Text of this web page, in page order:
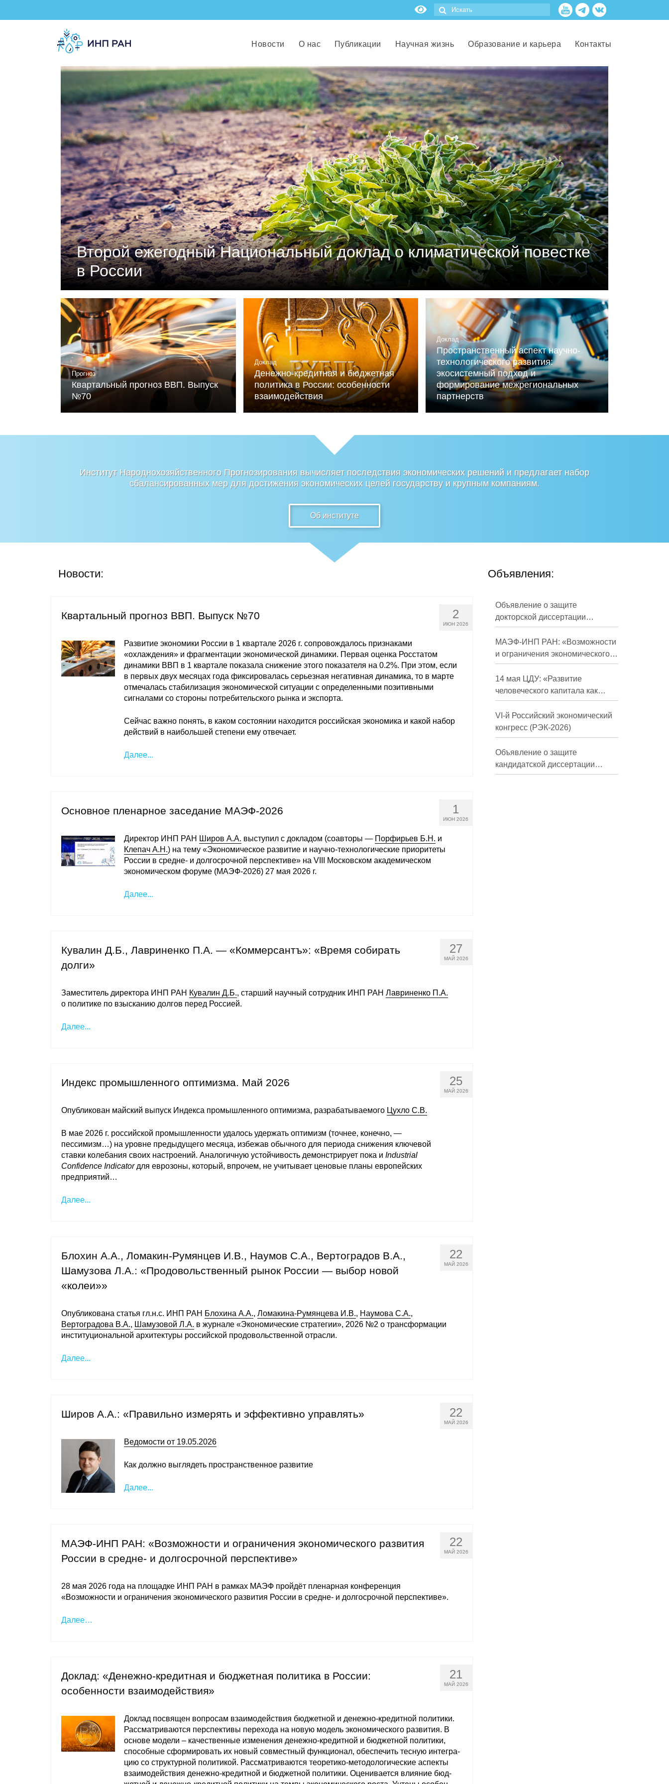
Новости О нас Публикации Научная жизнь Образование и карьера Контакты
Второй ежегодный Национальный доклад о климатической повестке
в России
Документ подготовлен Российским союзом промышленников и предпринимателей (РСПП) совместно с центром
«Климатическая политика и экономика России» (при ИНП РАН) при участии Национального Альянса по вопросам
устойчивого развития и Фонда Мельниченко.
Читать
Прогноз
Квартальный прогноз ВВП. Выпуск
№70
Доклад
Денежно-кредитная и бюджетная
политика в России: особенности
взаимодействия
Доклад
Пространственный аспект научно-
технологического развития:
экосистемный подход и
формирование межрегиональных
партнерств
Институт Народнохозяйственного Прогнозирования вычисляет последствия экономических решений и предлагает набор
сбалансированных мер для достижения экономических целей государству и крупным компаниям.
Об институте
Новости:
2
ИЮН 2026
Квартальный прогноз ВВП. Выпуск №70
Развитие экономики России в 1 квартале 2026 г. сопровождалось признаками
«охлаждения» и фрагментации экономической динамики. Первая оценка Росстатом
динамики ВВП в 1 квартале показала снижение этого показателя на 0.2%. При этом, если
в первых двух месяцах года фиксировалась серьезная негативная динамика, то в марте
отмечалась стабилизация экономической ситуации с определенными позитивными
сигналами со стороны потребительского рынка и экспорта.
Сейчас важно понять, в каком состоянии находится российская экономика и какой набор
действий в наибольшей степени ему отвечает.
Далее...
1
ИЮН 2026
Основное пленарное заседание МАЭФ-2026
Директор ИНП РАН Широв А.А. выступил с докладом (соавторы — Порфирьев Б.Н. и
Клепач А.Н.) на тему «Экономическое развитие и научно-технологические приоритеты
России в средне- и долгосрочной перспективе» на VIII Московском академическом
экономическом форуме (МАЭФ-2026) 27 мая 2026 г.
Далее...
27
МАЙ 2026
Кувалин Д.Б., Лавриненко П.А. — «Коммерсантъ»: «Время собирать
долги»
Заместитель директора ИНП РАН Кувалин Д.Б., старший научный сотрудник ИНП РАН Лавриненко П.А.
о политике по взысканию долгов перед Россией.
Далее...
25
МАЙ 2026
Индекс промышленного оптимизма. Май 2026
Опубликован майский выпуск Индекса промышленного оптимизма, разрабатываемого Цухло С.В.
В мае 2026 г. российской промышленности удалось удержать оптимизм (точнее, конечно, —
пессимизм…) на уровне предыдущего месяца, избежав обычного для периода снижения ключевой
ставки колебания своих настроений. Аналогичную устойчивость демонстрирует пока и Industrial
Confidence Indicatorдля еврозоны, который, впрочем, не учитывает ценовые планы европейских
предприятий…
Далее...
22
МАЙ 2026
Блохин А.А., Ломакин-Румянцев И.В., Наумов С.А., Вертоградов В.А.,
Шамузова Л.А.: «Продовольственный рынок России — выбор новой
«колеи»»
Опубликована статья гл.н.с. ИНП РАН Блохина А.А., Ломакина-Румянцева И.В., Наумова С.А.,
Вертоградова В.А., Шамузовой Л.А. в журнале «Экономические стратегии», 2026 №2 о трансформации
институциональной архитектуры российской продовольственной отрасли.
Далее...
22
МАЙ 2026
Широв А.А.: «Правильно измерять и эффективно управлять»
Ведомости от 19.05.2026
Как должно выглядеть пространственное развитие
Далее...
22
МАЙ 2026
МАЭФ-ИНП РАН: «Возможности и ограничения экономического развития
России в средне- и долгосрочной перспективе»
28 мая 2026 года на площадке ИНП РАН в рамках МАЭФ пройдёт пленарная конференция
«Возможности и ограничения экономического развития России в средне- и долгосрочной перспективе».
Далее…
21
МАЙ 2026
Доклад: «Денежно-кредитная и бюджетная политика в России:
особенности взаимодействия»
Доклад посвящен вопросам взаимодействия бюджетной и денежно-кредитной политики.
Рассматриваются перспективы перехода на новую модель экономического развития. В
ос­нове модели – качественные изменения денежно-кредитной и бюджетной политики,
способные сформировать их новый совместный функционал, обеспечить тесную интегра­
цию со структурной политикой. Рассматриваются теоретико-методологические аспекты
взаимодействия денежно-кредитной и бюджетной политики. Оценивается влияние бюд­
Объявления:
Объявление о защите
докторской диссертации
Кузнецова Михаила
Евгеньевича
МАЭФ-ИНП РАН: «Возможности
и ограничения экономического
развития России в средне- и
долгосрочной перспективе»
14 мая ЦДУ: «Развитие
человеческого капитала как
фактор экономического роста»
VI-й Российский экономический
конгресс (РЭК-2026)
Объявление о защите
кандидатской диссертации
Трындиной Николь Сергеевны